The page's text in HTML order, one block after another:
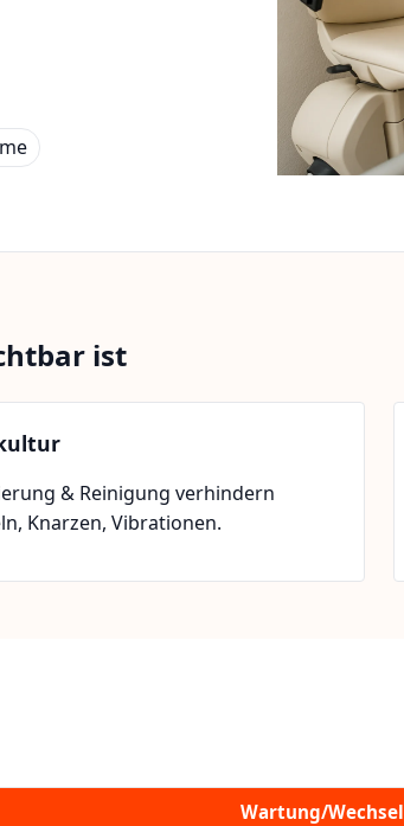
ist
& Reinigung verhindern
Knarzen, Vibrationen.
Wartung/Wechsel